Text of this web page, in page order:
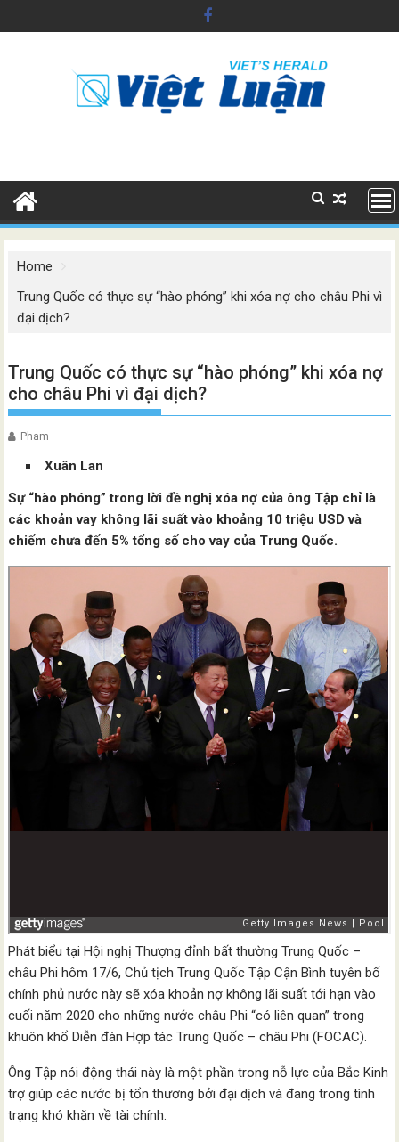
to
Home
Trung Quốc có thực sự “hào phóng” khi xóa nợ cho châu Phi vì
đại dịch?
Trung Quốc có thực sự “hào phóng” khi xóa nợ
cho châu Phi vì đại dịch?
Pham
Xuân Lan
Sự “hào phóng” trong lời đề nghị xóa nợ của ông Tập chỉ là
các khoản vay không lãi suất vào khoảng 10 triệu USD và
chiếm chưa đến 5% tổng số cho vay của Trung Quốc.
Phát biểu tại Hội nghị Thượng đỉnh bất thường Trung Quốc –
châu Phi hôm 17/6, Chủ tịch Trung Quốc Tập Cận Bình tuyên bố
chính phủ nước này sẽ xóa khoản nợ không lãi suất tới hạn vào
cuối năm 2020 cho những nước châu Phi “có liên quan” trong
khuôn khổ Diễn đàn Hợp tác Trung Quốc – châu Phi (FOCAC).
Ông Tập nói động thái này là một phần trong nỗ lực của Bắc Kinh
trợ giúp các nước bị tổn thương bởi đại dịch và đang trong tình
trạng khó khăn về tài chính.